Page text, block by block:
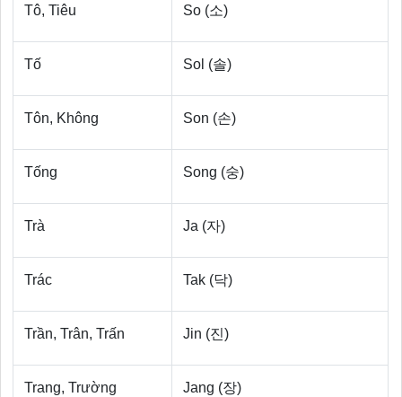
Tô, Tiêu So (소)
Tố Sol (솔)
Tôn, Không Son (손)
Tống Song (숭)
Trà Ja (자)
Trác Tak (닥)
Trần, Trân, Trấn Jin (진)
Trang, Trường Jang (장)